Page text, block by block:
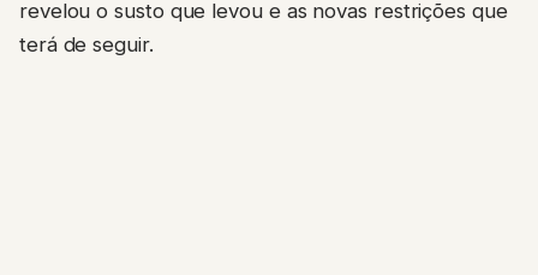
revelou o susto que levou e as novas restrições que
terá de seguir.